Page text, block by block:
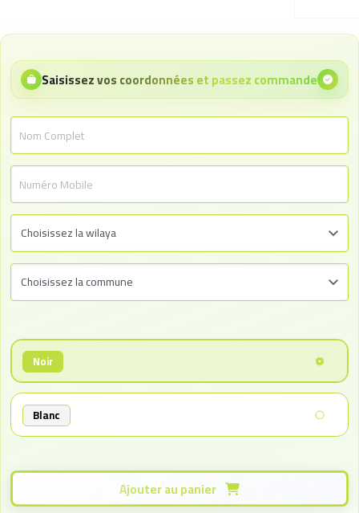
Saisissez vos coordonnées et passez commande
Noir
Blanc